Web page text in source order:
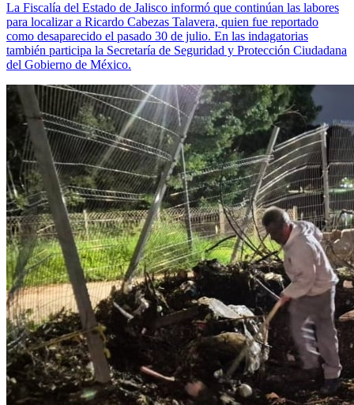
La Fiscalía del Estado de Jalisco informó que continúan las labores
para localizar a Ricardo Cabezas Talavera, quien fue reportado
como desaparecido el pasado 30 de julio. En las indagatorias
también participa la Secretaría de Seguridad y Protección Ciudadana
del Gobierno de México.